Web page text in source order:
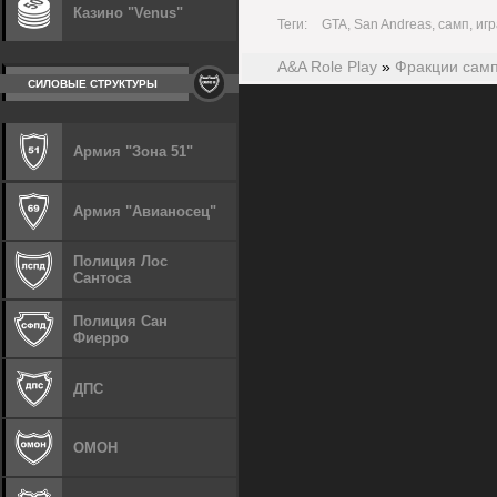
Теги: GTA, San Andreas, самп,
A&A Role Play» Фракции
Казино "Venus"
СИЛОВЫЕ СТРУКТУРЫ
Армия "Зона 51"
Армия "Авианосец"
Полиция Лос
Сантоса
Полиция Сан
Фиерро
ДПС
ОМОН